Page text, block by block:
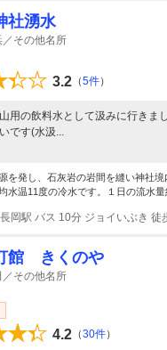
社湧水
／その他名所
3.2 （5件）
用の飲料水として汲みに行きま
です(水汲...
を発し、石灰岩の岩間を縫い神社
水温11度の冷水です。１日の流水
館 きくのや
その他名所
4.2 （30件）